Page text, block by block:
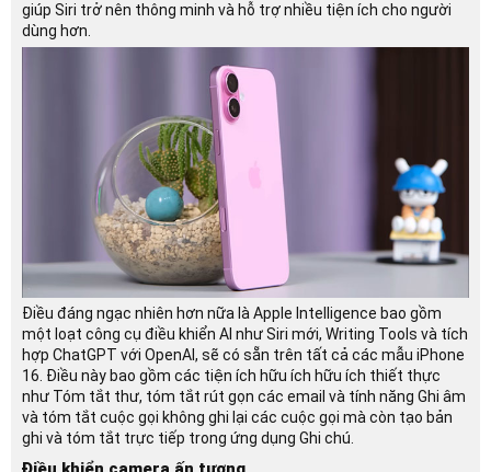
giúp Siri trở nên thông minh và hỗ trợ nhiều tiện ích cho người
dùng hơn.
Điều đáng ngạc nhiên hơn nữa là Apple Intelligence bao gồm
một loạt công cụ điều khiển AI như Siri mới, Writing Tools và tích
hợp ChatGPT với OpenAI, sẽ có sẵn trên tất cả các mẫu iPhone
16. Điều này bao gồm các tiện ích hữu ích hữu ích thiết thực
như Tóm tắt thư, tóm tắt rút gọn các email và tính năng Ghi âm
và tóm tắt cuộc gọi không ghi lại các cuộc gọi mà còn tạo bản
ghi và tóm tắt trực tiếp trong ứng dụng Ghi chú.